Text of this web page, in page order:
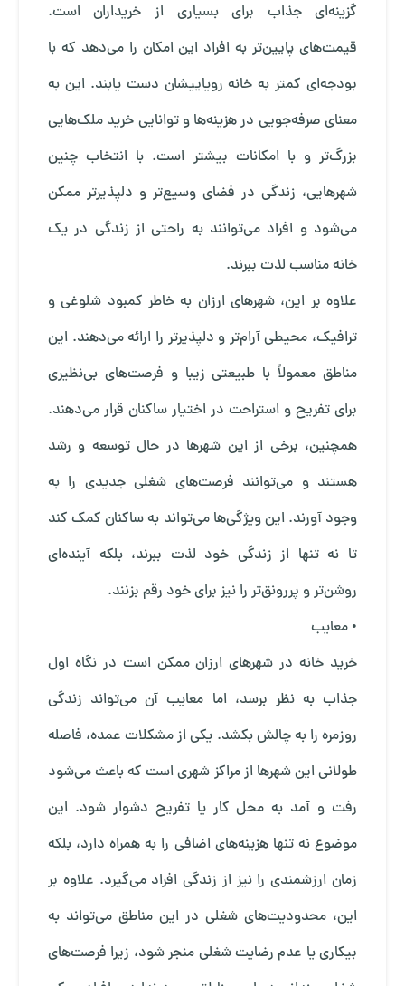
گزینه‌ای جذاب برای بسیاری از خریداران است.
قیمت‌های پایین‌تر به افراد این امکان را می‌دهد که با
بودجه‌ای کمتر به خانه رویاییشان دست یابند. این به
معنای صرفه‌جویی در هزینه‌ها و توانایی خرید ملک‌هایی
بزرگ‌تر و با امکانات بیشتر است. با انتخاب چنین
شهرهایی، زندگی در فضای وسیع‌تر و دلپذیرتر ممکن
می‌شود و افراد می‌توانند به راحتی از زندگی در یک
خانه مناسب لذت ببرند.
علاوه بر این، شهرهای ارزان به خاطر کمبود شلوغی و
ترافیک، محیطی آرام‌تر و دلپذیرتر را ارائه می‌دهند. این
مناطق معمولاً با طبیعتی زیبا و فرصت‌های بی‌نظیری
برای تفریح و استراحت در اختیار ساکنان قرار می‌دهند.
همچنین، برخی از این شهرها در حال توسعه و رشد
هستند و می‌توانند فرصت‌های شغلی جدیدی را به
وجود آورند. این ویژگی‌ها می‌تواند به ساکنان کمک کند
تا نه تنها از زندگی خود لذت ببرند، بلکه آینده‌ای
روشن‌تر و پررونق‌تر را نیز برای خود رقم بزنند.
• معایب
خرید خانه در شهرهای ارزان ممکن است در نگاه اول
جذاب به نظر برسد، اما معایب آن می‌تواند زندگی
روزمره را به چالش بکشد. یکی از مشکلات عمده، فاصله
طولانی این شهرها از مراکز شهری است که باعث می‌شود
رفت و آمد به محل کار یا تفریح دشوار شود. این
موضوع نه تنها هزینه‌های اضافی را به همراه دارد، بلکه
زمان ارزشمندی را نیز از زندگی افراد می‌گیرد. علاوه بر
این، محدودیت‌های شغلی در این مناطق می‌تواند به
بیکاری یا عدم رضایت شغلی منجر شود، زیرا فرصت‌های